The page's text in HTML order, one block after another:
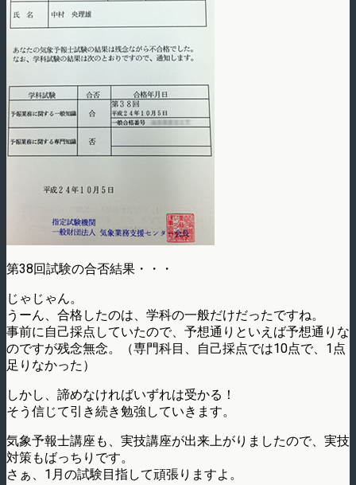
第38回試験の合否結果・・・
じゃじゃん。
うーん、合格したのは、学科の一般だけだったですね。
事前に自己採点していたので、予想通りといえば予想通りな
のですが残念無念。（専門科目、自己採点では10点で、1点
足りなかった）
しかし、諦めなければいずれは受かる！
そう信じて引き続き勉強していきます。
気象予報士講座も、実技講座が出来上がりましたので、実技
対策もばっちりです。
さぁ、1月の試験目指して頑張りますよ。